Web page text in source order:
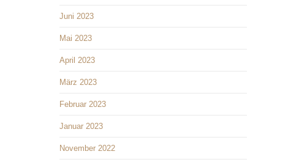
Juni 2023
Mai 2023
April 2023
März 2023
Februar 2023
Januar 2023
November 2022